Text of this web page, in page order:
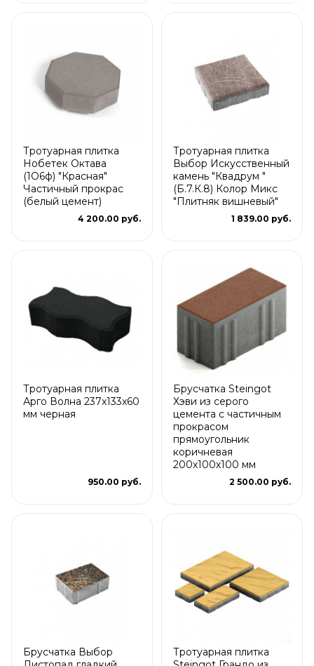
Тротуарная плитка
Нобетек Октава
(1О6ф) "Красная"
Частичный прокрас
(белый цемент)
4 200.00 руб.
Тротуарная плитка
Выбор Искусственный
камень "Квадрум "
(Б.7.К.8) Колор Микс
"Плитняк вишневый"
1 839.00 руб.
Тротуарная плитка
Арго Волна 237x133x60
мм черная
950.00 руб.
Брусчатка Steingot
Хэви из серого
цемента с частичным
прокрасом
прямоугольник
коричневая
200х100х100 мм
2 500.00 руб.
Брусчатка Выбор
Тротуарная плитка